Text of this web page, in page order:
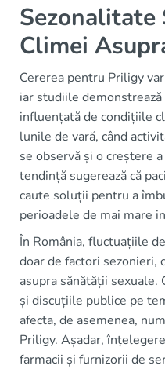
Sezonalitate
Climei
Cererea pentru Priligy
iar studiile
influențată de condițiile
lunile de vară, când
se observă și o creștere
tendință sugerează că
caute soluții pentru a
perioadele de mai mare
În România, fluctuațiile
doar de factori sezonieri,
asupra sănătății sexuale.
și discuțiile publice pe
afecta, de asemenea,
Priligy. Așadar,
farmacii și furnizorii de